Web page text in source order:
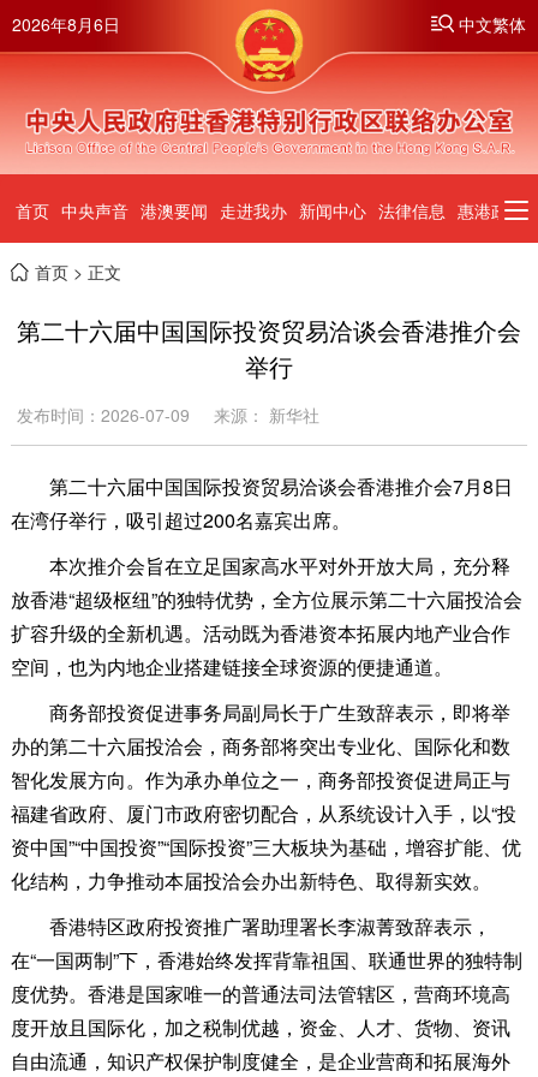
2026年8月6日 中文繁体
首页 中央声音 港澳要闻 走进我办 新闻中心 法律信息 惠港政策
首页> 正文
第二十六届中国国际投资贸易洽谈会香港推介会
举行
发布时间：2026-07-09 来源： 新华社
第二十六届中国国际投资贸易洽谈会香港推介会7月8日
在湾仔举行，吸引超过200名嘉宾出席。
本次推介会旨在立足国家高水平对外开放大局，充分释
放香港“超级枢纽”的独特优势，全方位展示第二十六届投洽会
扩容升级的全新机遇。活动既为香港资本拓展内地产业合作
空间，也为内地企业搭建链接全球资源的便捷通道。
商务部投资促进事务局副局长于广生致辞表示，即将举
办的第二十六届投洽会，商务部将突出专业化、国际化和数
智化发展方向。作为承办单位之一，商务部投资促进局正与
福建省政府、厦门市政府密切配合，从系统设计入手，以“投
资中国”“中国投资”“国际投资”三大板块为基础，增容扩能、优
化结构，力争推动本届投洽会办出新特色、取得新实效。
香港特区政府投资推广署助理署长李淑菁致辞表示，
在“一国两制”下，香港始终发挥背靠祖国、联通世界的独特制
度优势。香港是国家唯一的普通法司法管辖区，营商环境高
度开放且国际化，加之税制优越，资金、人才、货物、资讯
自由流通，知识产权保护制度健全，是企业营商和拓展海外